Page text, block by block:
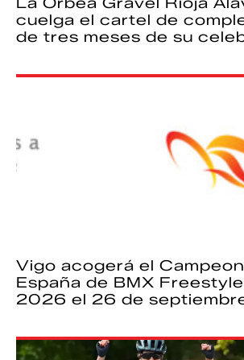
cuelga el cartel de
de tres meses de su
Vigo acogerá el
España de BMX
2026 el 26 de